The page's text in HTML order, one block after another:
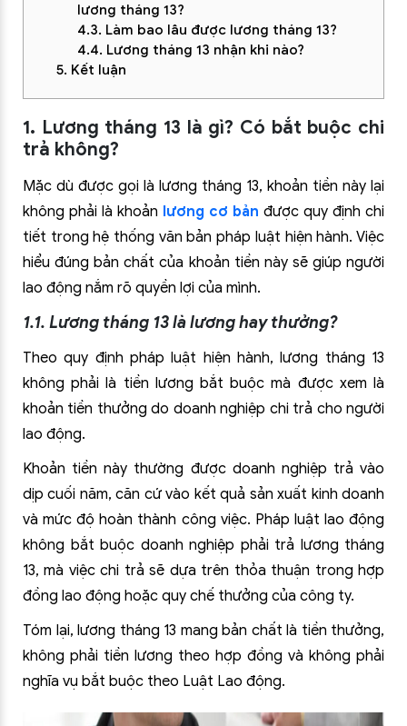
lương tháng 13?
4.3. Làm bao lâu được lương tháng 13?
4.4. Lương tháng 13 nhận khi nào?
5. Kết luận
1. Lương tháng 13 là gì? Có bắt buộc chi
trả không?
Mặc dù được gọi là lương tháng 13, khoản tiền này lại
không phải là khoản lương cơ bản được quy định chi
tiết trong hệ thống văn bản pháp luật hiện hành. Việc
hiểu đúng bản chất của khoản tiền này sẽ giúp người
lao động nắm rõ quyền lợi của mình.
1.1. Lương tháng 13 là lương hay thưởng?
Theo quy định pháp luật hiện hành, lương tháng 13
không phải là tiền lương bắt buộc mà được xem là
khoản tiền thưởng do doanh nghiệp chi trả cho người
lao động.
Khoản tiền này thường được doanh nghiệp trả vào
dịp cuối năm, căn cứ vào kết quả sản xuất kinh doanh
và mức độ hoàn thành công việc. Pháp luật lao động
không bắt buộc doanh nghiệp phải trả lương tháng
13, mà việc chi trả sẽ dựa trên thỏa thuận trong hợp
đồng lao động hoặc quy chế thưởng của công ty.
Tóm lại, lương tháng 13 mang bản chất là tiền thưởng,
không phải tiền lương theo hợp đồng và không phải
nghĩa vụ bắt buộc theo Luật Lao động.